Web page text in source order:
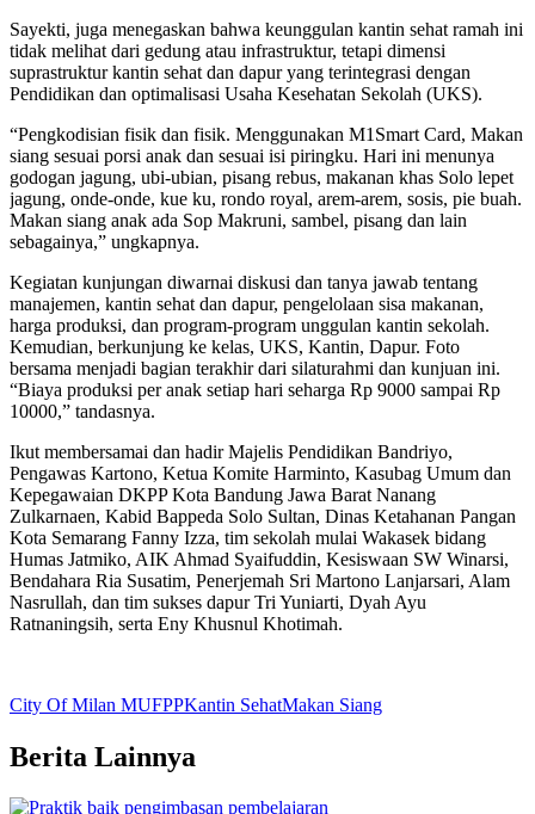
Sayekti, juga menegaskan bahwa keunggulan kantin sehat ramah ini
tidak melihat dari gedung atau infrastruktur, tetapi dimensi
suprastruktur kantin sehat dan dapur yang terintegrasi dengan
Pendidikan dan optimalisasi Usaha Kesehatan Sekolah (UKS).
“Pengkodisian fisik dan fisik. Menggunakan M1Smart Card, Makan
siang sesuai porsi anak dan sesuai isi piringku. Hari ini menunya
godogan jagung, ubi-ubian, pisang rebus, makanan khas Solo lepet
jagung, onde-onde, kue ku, rondo royal, arem-arem, sosis, pie buah.
Makan siang anak ada Sop Makruni, sambel, pisang dan lain
sebagainya,” ungkapnya.
Kegiatan kunjungan diwarnai diskusi dan tanya jawab tentang
manajemen, kantin sehat dan dapur, pengelolaan sisa makanan,
harga produksi, dan program-program unggulan kantin sekolah.
Kemudian, berkunjung ke kelas, UKS, Kantin, Dapur. Foto
bersama menjadi bagian terakhir dari silaturahmi dan kunjuan ini.
“Biaya produksi per anak setiap hari seharga Rp 9000 sampai Rp
10000,” tandasnya.
Ikut membersamai dan hadir Majelis Pendidikan Bandriyo,
Pengawas Kartono, Ketua Komite Harminto, Kasubag Umum dan
Kepegawaian DKPP Kota Bandung Jawa Barat Nanang
Zulkarnaen, Kabid Bappeda Solo Sultan, Dinas Ketahanan Pangan
Kota Semarang Fanny Izza, tim sekolah mulai Wakasek bidang
Humas Jatmiko, AIK Ahmad Syaifuddin, Kesiswaan SW Winarsi,
Bendahara Ria Susatim, Penerjemah Sri Martono Lanjarsari, Alam
Nasrullah, dan tim sukses dapur Tri Yuniarti, Dyah Ayu
Ratnaningsih, serta Eny Khusnul Khotimah.
City Of Milan MUFPPKantin SehatMakan Siang
Berita Lainnya